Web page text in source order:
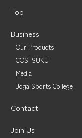
Top
Business
Our Products
COSTSUKU
Media
Joga Sports College
Contact
Join Us